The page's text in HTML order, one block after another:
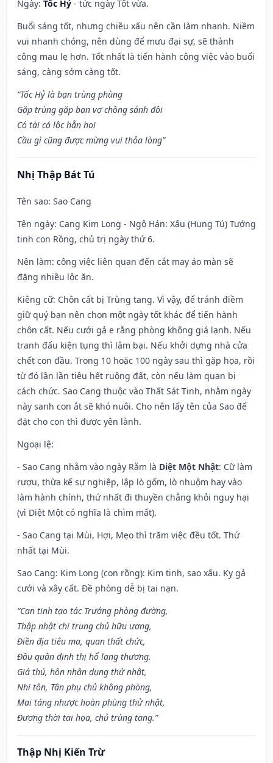
Ngày: Tốc Hỷ - tức ngày Tốt vừa.
Buổi sáng tốt, nhưng chiều xấu nên cần làm nhanh. Niềm
vui nhanh chóng, nên dùng để mưu đại sự, sẽ thành
công mau lẹ hơn. Tốt nhất là tiến hành công việc vào buổi
sáng, càng sớm càng tốt.
“Tốc Hỷ là bạn trùng phùng
Gặp trùng gặp bạn vợ chồng sánh đôi
Có tài có lộc hẳn hoi
Cầu gì cũng được mừng vui thỏa lòng”
Nhị Thập Bát Tú
Tên sao: Sao Cang
Tên ngày: Cang Kim Long - Ngô Hán: Xấu (Hung Tú) Tướng
tinh con Rồng, chủ trị ngày thứ 6.
Nên làm: công việc liên quan đến cắt may áo màn sẽ
đặng nhiều lộc ăn.
Kiêng cữ: Chôn cất bị Trùng tang. Vì vậy, để tránh điềm
giữ quý bạn nên chọn một ngày tốt khác để tiến hành
chôn cất. Nếu cưới gả e rằng phòng không giá lạnh. Nếu
tranh đấu kiện tụng thì lâm bại. Nếu khởi dựng nhà cửa
chết con đầu. Trong 10 hoặc 100 ngày sau thì gặp họa, rồi
từ đó lần lần tiêu hết ruộng đất, còn nếu làm quan bị
cách chức. Sao Cang thuộc vào Thất Sát Tinh, nhằm ngày
này sanh con ắt sẽ khó nuôi. Cho nên lấy tên của Sao để
đặt cho con thì được yên lành.
Ngoại lệ:
- Sao Cang nhằm vào ngày Rằm là Diệt Một Nhật: Cữ làm
rượu, thừa kế sự nghiệp, lập lò gốm, lò nhuộm hay vào
làm hành chính, thứ nhất đi thuyền chẳng khỏi nguy hại
(vì Diệt Một có nghĩa là chìm mất).
- Sao Cang tại Mùi, Hợi, Mẹo thì trăm việc đều tốt. Thứ
nhất tại Mùi.
Sao Cang: Kim Long (con rồng): Kim tinh, sao xấu. Kỵ gả
cưới và xây cất. Đề phòng dễ bị tai nạn.
“Can tinh tạo tác Trưởng phòng đường,
Thập nhật chi trung chủ hữu ương,
Điền địa tiêu ma, quan thất chức,
Đầu quân định thị hổ lang thương.
Giá thú, hôn nhân dụng thử nhật,
Nhi tôn, Tân phụ chủ không phòng,
Mai táng nhược hoàn phùng thử nhật,
Đương thời tai họa, chủ trùng tang.”
Thập Nhị Kiến Trừ